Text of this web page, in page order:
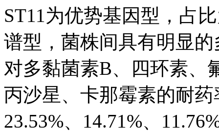
ST11为优势基因型，占
谱型，菌株间具有明显
对多黏菌素B、四环素、
丙沙星、卡那霉素的耐药
23.53%、14.71%、